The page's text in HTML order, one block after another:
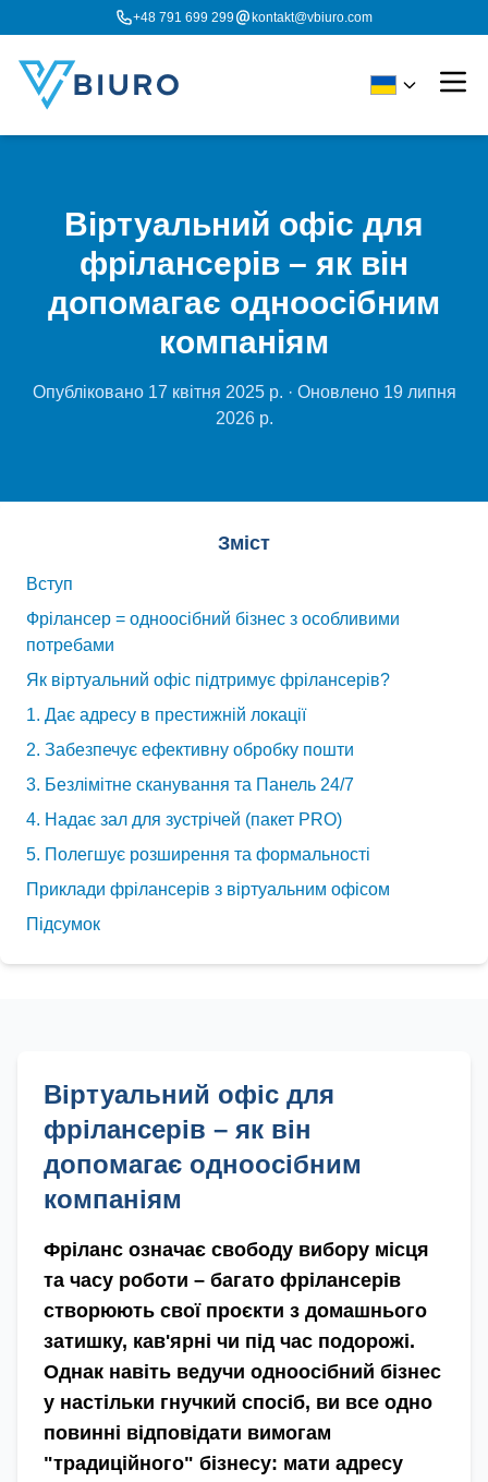
+48 791 699 299 kontakt@vbiuro.com
Віртуальний офіс для
фрілансерів – як він
допомагає одноосібним
компаніям
Опубліковано 17 квітня 2025 р. · Оновлено 19 липня
2026 р.
Зміст
Вступ
Фрілансер = одноосібний бізнес з особливими
потребами
Як віртуальний офіс підтримує фрілансерів?
1. Дає адресу в престижній локації
2. Забезпечує ефективну обробку пошти
3. Безлімітне сканування та Панель 24/7
4. Надає зал для зустрічей (пакет PRO)
5. Полегшує розширення та формальності
Приклади фрілансерів з віртуальним офісом
Підсумок
Віртуальний офіс для
фрілансерів – як він
допомагає одноосібним
компаніям
Фріланс означає свободу вибору місця
та часу роботи – багато фрілансерів
створюють свої проєкти з домашнього
затишку, кав'ярні чи під час подорожі.
Однак навіть ведучи одноосібний бізнес
у настільки гнучкий спосіб, ви все одно
повинні відповідати вимогам
"традиційного" бізнесу: мати адресу